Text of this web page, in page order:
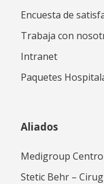
Encuesta de
Trabaja con
Intranet
Paquetes
Aliados
Medigroup
Stetic Behr –